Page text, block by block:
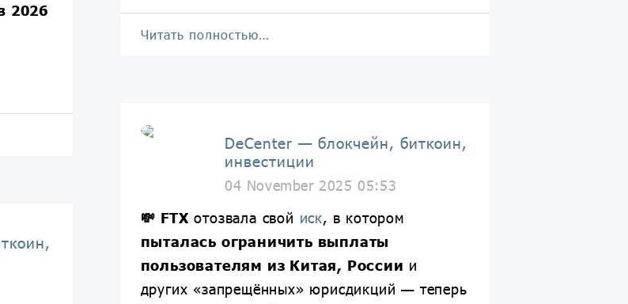
2026
Читать полностью…
DeCenter — блокчейн, биткоин,
инвестиции
04 November 2025 05:53
💸 FTX отозвала свой иск, в котором
пыталась ограничить выплаты
пользователям из Китая, России и
других «запрещённых» юрисдикций — теперь